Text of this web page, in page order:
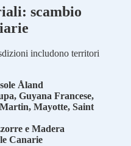
scambio
includono territori
Åland
Guyana Francese,
Mayotte, Saint
e Madera
Canarie